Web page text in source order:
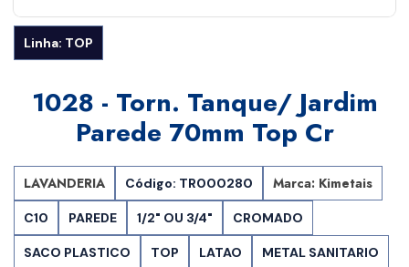
Linha: TOP
1028 - Torn. Tanque/ Jardim
Parede 70mm Top Cr
LAVANDERIA Código: TR000280 Marca: Kimetais
C10 PAREDE 1/2" OU 3/4" CROMADO
SACO PLASTICO TOP LATAO METAL SANITARIO